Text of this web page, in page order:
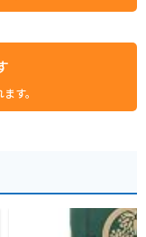
す。